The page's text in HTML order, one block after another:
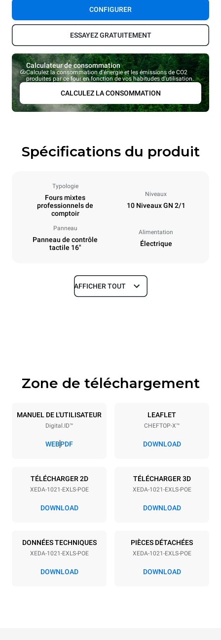
CONFIGURER
ESSAYEZ GRATUITEMENT
Calculateur de consommation
Calculez la consommation d'énergie et les émissions de CO2
produites par ce four en fonction de vos habitudes d'utilisation.
CALCULEZ LA CONSOMMATION
Spécifications du produit
Typologie
Fours mixtes
professionnels de
comptoir
Niveaux
10 Niveaux GN 2/1
Panneau
Panneau de contrôle
tactile 16"
Alimentation
Électrique
Dimensions
Caractéristiques de la plaque
10 GN 2/1
Espace entre les plaques
Alimentation
380-415V 3N~ / 220-240V
3~
35,8 kW
50 / 60 Hz NON INCLUS
AFFICHER TOUT
Zone de téléchargement
MANUEL DE L'UTILISATEUR
Digital.ID™
WEBPDF
LEAFLET
CHEFTOP-X™
DOWNLOAD
TÉLÉCHARGER 2D
XEDA-1021-EXLS-POE
DOWNLOAD
TÉLÉCHARGER 3D
XEDA-1021-EXLS-POE
DOWNLOAD
DONNÉES TECHNIQUES
XEDA-1021-EXLS-POE
DOWNLOAD
PIÈCES DÉTACHÉES
XEDA-1021-EXLS-POE
DOWNLOAD